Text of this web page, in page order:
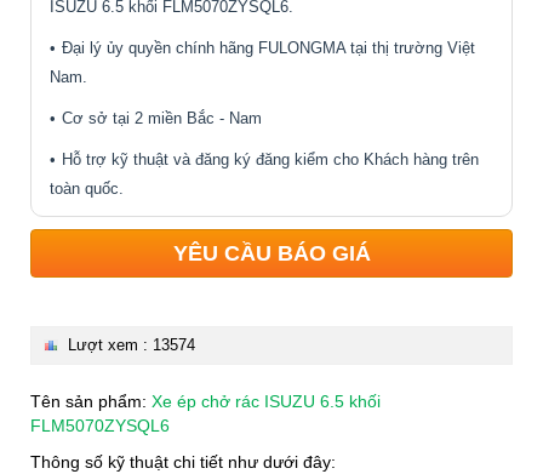
ISUZU 6.5 khối FLM5070ZYSQL6.
Đại lý ủy quyền chính hãng FULONGMA tại thị trường Việt
Nam.
Cơ sở tại 2 miền Bắc - Nam
Hỗ trợ kỹ thuật và đăng ký đăng kiểm cho Khách hàng trên
toàn quốc.
YÊU CẦU BÁO GIÁ
Lượt xem : 13574
Tên sản phẩm: Xe ép chở rác ISUZU 6.5 khối
FLM5070ZYSQL6
Thông số kỹ thuật chi tiết như dưới đây: